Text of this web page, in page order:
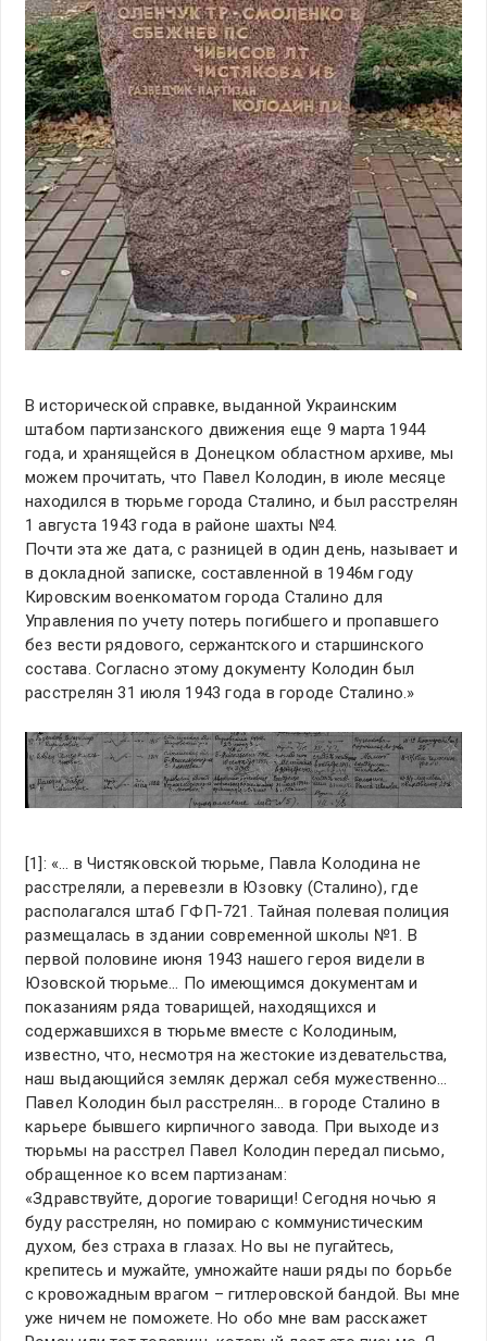
В исторической справке, выданной Украинским
штабом партизанского движения еще 9 марта 1944
года, и хранящейся в Донецком областном архиве, мы
можем прочитать, что Павел Колодин, в июле месяце
находился в тюрьме города Сталино, и был расстрелян
1 августа 1943 года в районе шахты №4.
Почти эта же дата, с разницей в один день, называет и
в докладной записке, составленной в 1946м году
Кировским военкоматом города Сталино для
Управления по учету потерь погибшего и пропавшего
без вести рядового, сержантского и старшинского
состава. Согласно этому документу Колодин был
расстрелян 31 июля 1943 года в городе Сталино.»
[1]: «… в Чистяковской тюрьме, Павла Колодина не
расстреляли, а перевезли в Юзовку (Сталино), где
располагался штаб ГФП-721. Тайная полевая полиция
размещалась в здании современной школы №1. В
первой половине июня 1943 нашего героя видели в
Юзовской тюрьме… По имеющимся документам и
показаниям ряда товарищей, находящихся и
содержавшихся в тюрьме вместе с Колодиным,
известно, что, несмотря на жестокие издевательства,
наш выдающийся земляк держал себя мужественно…
Павел Колодин был расстрелян… в городе Сталино в
карьере бывшего кирпичного завода. При выходе из
тюрьмы на расстрел Павел Колодин передал письмо,
обращенное ко всем партизанам:
«Здравствуйте, дорогие товарищи! Сегодня ночью я
буду расстрелян, но помираю с коммунистическим
духом, без страха в глазах. Но вы не пугайтесь,
крепитесь и мужайте, умножайте наши ряды по борьбе
с кровожадным врагом – гитлеровской бандой. Вы мне
уже ничем не поможете. Но обо мне вам расскажет